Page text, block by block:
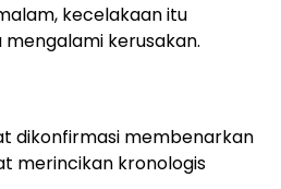
kecelakaan itu
kerusakan.
dikonfirmasi membenarkan
merincikan kronologis